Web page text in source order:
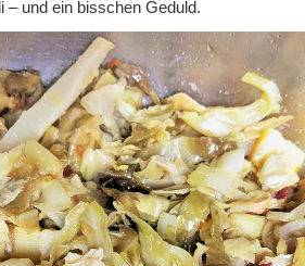
– und ein bisschen Geduld.